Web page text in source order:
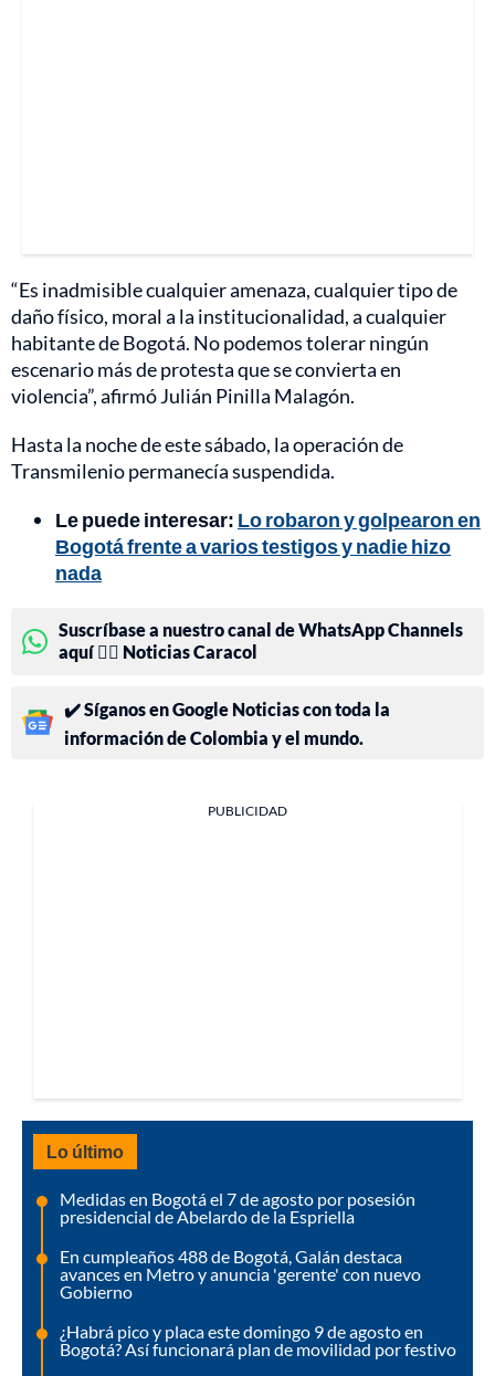
“Es inadmisible cualquier amenaza, cualquier tipo de
daño físico, moral a la institucionalidad, a cualquier
habitante de Bogotá. No podemos tolerar ningún
escenario más de protesta que se convierta en
violencia”, afirmó Julián Pinilla Malagón.
Hasta la noche de este sábado, la operación de
Transmilenio permanecía suspendida.
Le puede interesar: Lo robaron y golpearon en
Bogotá frente a varios testigos y nadie hizo
nada
Suscríbase a nuestro canal de WhatsApp Channels
aquí 👉🏻 Noticias Caracol
✔️ Síganos en Google Noticias con toda la
información de Colombia y el mundo.
PUBLICIDAD
Lo último
Medidas en Bogotá el 7 de agosto por posesión
presidencial de Abelardo de la Espriella
En cumpleaños 488 de Bogotá, Galán destaca
avances en Metro y anuncia 'gerente' con nuevo
Gobierno
¿Habrá pico y placa este domingo 9 de agosto en
Bogotá? Así funcionará plan de movilidad por festivo